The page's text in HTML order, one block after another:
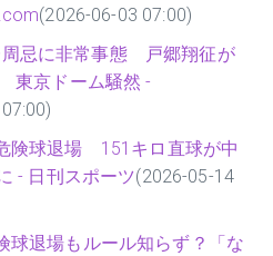
(2026-06-03 07:00)
周忌に非常事態 戸郷翔征が
東京ドーム騒然 -
険球退場 151キロ直球が中
- 日刊スポーツ(2026-05-14
球退場もルール知らず？「な